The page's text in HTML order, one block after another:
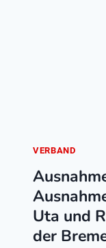
VERBAND
Uta und
der